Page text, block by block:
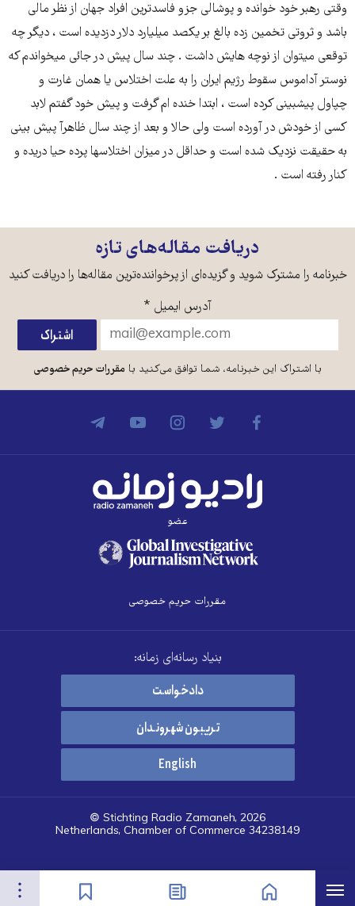
فهرست نشان‌گذاشته‌ها
وقتی رهبر خود خوانده و پوشالی جزو فاسدترین افراد جهان از نظر مالی
باشد و ثروتی تخمین زده بالغ بر یکصد میلیارد دلار دزدیده است ، دیگر چه
توقعی میتوان از نوچه هایش داشت . چند سال پیش در جائی میخواندم که
نوستر آداموس سقوط رژیم ایران را به علت اختلاس یا همان غارت و
چپاول پیشبینی کرده است ، ابتدا خنده ام گرفت و پیش خود گفتم لابد
کسی از خودش در آورده است ولی حالا و بعد از چند سال ظاهرآ پیش بینی
به حقیقت نزدیک شده است و حداقل در میزان اختلاسها پرده حیا دریده و
کنار رفته است .
دریافت مقاله‌های تازه
خبرنامه را مشترک شوید و گزیده‌ای از پرخواننده‌ترین مقاله‌ها را دریافت کنید
آدرس ایمیل *
با اشتراک این خبرنامه، شما توافق می‌کنید بامقررات حریم خصوصی
عضو
مقررات حریم خصوصی
بنیاد رسانه‌ای زمانه:
دادخواست
تریبون شهروندان
English
© Stichting Radio Zamaneh, 2026
Netherlands, Chamber of Commerce 34238149